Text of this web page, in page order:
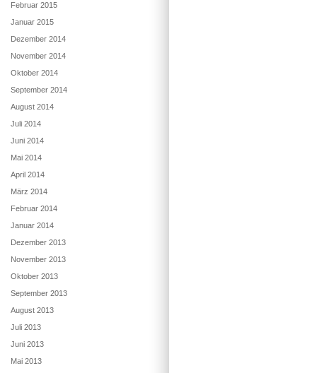
Februar 2015
Januar 2015
Dezember 2014
November 2014
Oktober 2014
September 2014
August 2014
Juli 2014
Juni 2014
Mai 2014
April 2014
März 2014
Februar 2014
Januar 2014
Dezember 2013
November 2013
Oktober 2013
September 2013
August 2013
Juli 2013
Juni 2013
Mai 2013